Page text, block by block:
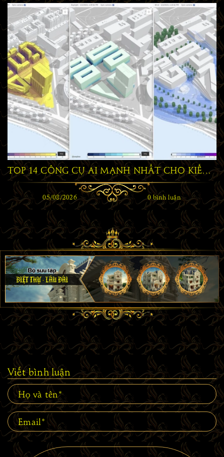
TOP 14 CÔNG CỤ AI MẠNH NHẤT CHO KIẾN TRÚC SƯ NĂM 2026
05/08/2026 0 bình luận
Viết bình luận